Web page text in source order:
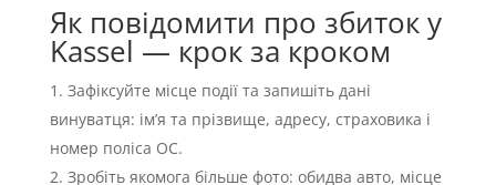
Як повідомити про збиток у
Kassel — крок за кроком
Зафіксуйте місце події та запишіть дані
винуватця: імʼя та прізвище, адресу, страховика і
номер поліса OC.
Зробіть якомога більше фото: обидва авто, місце